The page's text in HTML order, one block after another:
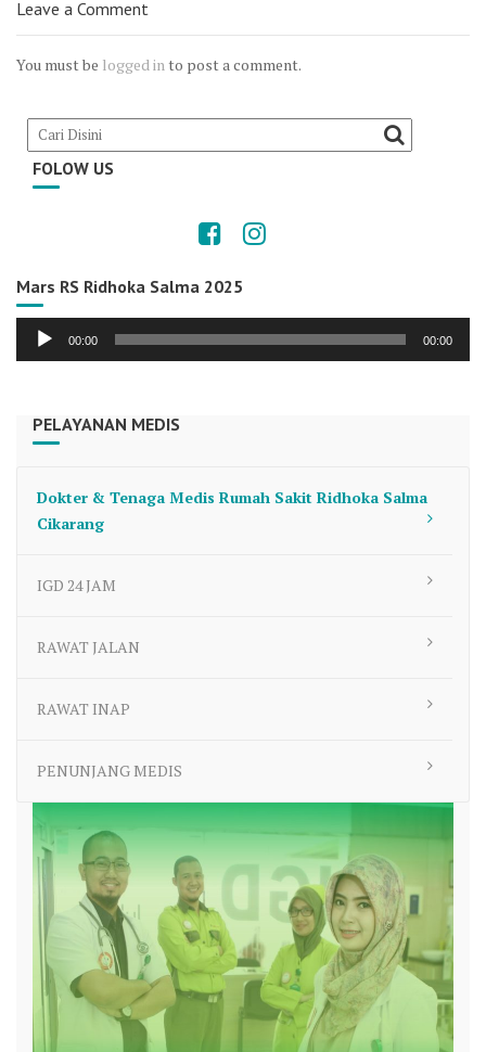
Leave a Comment
You must be logged in to post a comment.
FOLOW US
Mars RS Ridhoka Salma 2025
Audio
00:00 00:00
PELAYANAN MEDIS
Dokter & Tenaga Medis Rumah Sakit Ridhoka Salma
Cikarang
IGD 24 JAM
RAWAT JALAN
RAWAT INAP
PENUNJANG MEDIS